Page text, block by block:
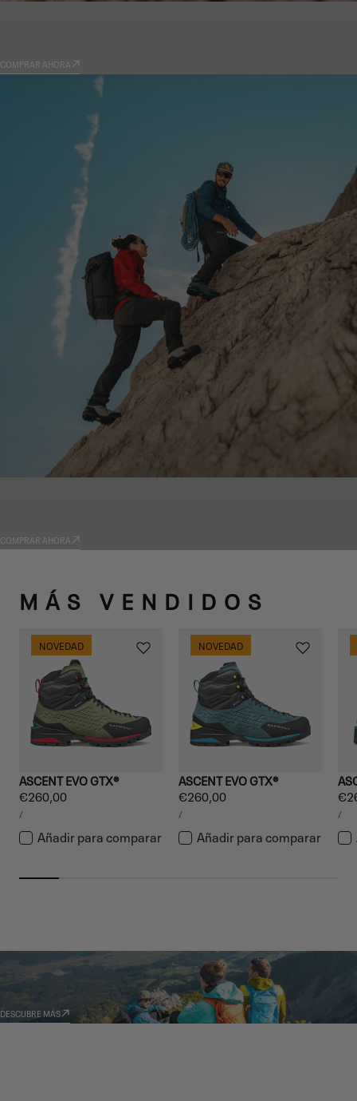
COMPRAR AHORA
COMPRAR AHORA
MÁS VENDIDOS
NOVEDAD
ASCENT EVO GTX®
Precio
habitual
€260,00
PRECIO
UNITARIO
/POR
Añadir para comparar
NOVEDAD
ASCENT EVO GTX®
Precio
habitual
€260,00
PRECIO
UNITARIO
/POR
Añadir para comparar
/
GARMONT WORLD
AMBASSADOR
DESCUBRE MÁS